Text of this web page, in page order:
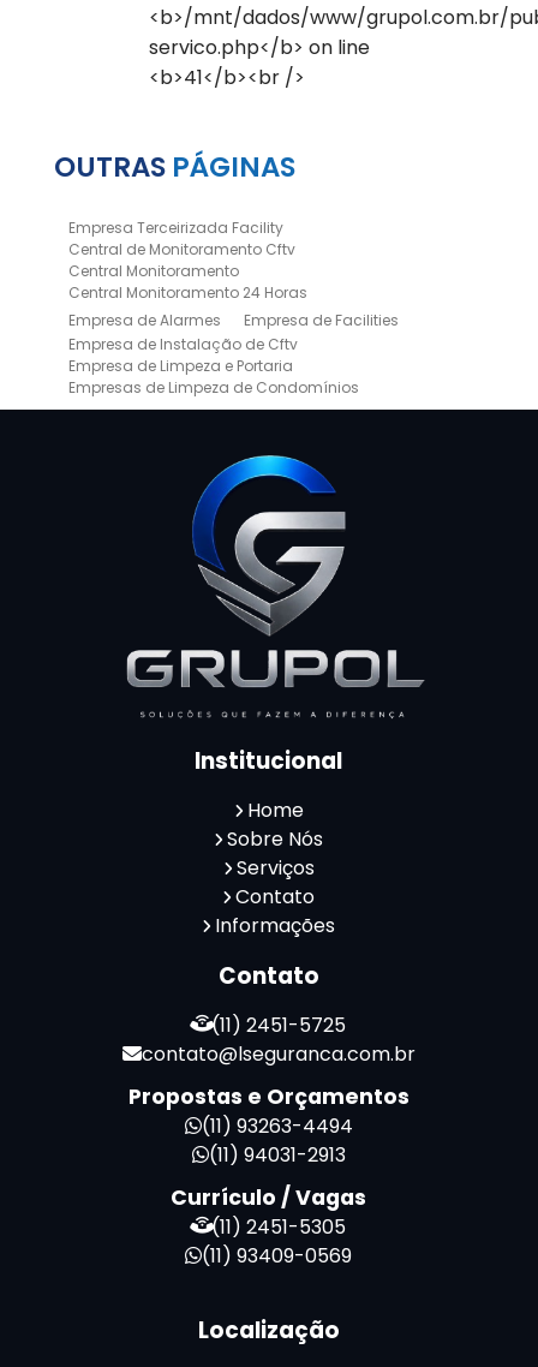
OUTRAS PÁGINAS
Empresa Terceirizada Facility
Central de Monitoramento Cftv
Central Monitoramento
Central Monitoramento 24 Horas
Empresa de Alarmes
Empresa de Facilities
Empresa de Instalação de Cftv
Empresa de Limpeza e Portaria
Empresas de Limpeza de Condomínios
Empresas de Monitoramento Cftv
Instalação de Cercas Elétricas Residenciais
Monitoramento de Alarme 24 Horas
Portaria e Limpeza
Portaria Inteligente
Portaria Remota para Condomínios
Reconhecimento Facial em Condomínios
Reconhecimento Facial para Condomínios
Reconhecimento Facial para Portaria
Reconhecimento Facial Portaria
Serviço de Limpeza Terceirizado
Serviço de Portaria e Limpeza
Serviço de Portaria Terceirizado
Terceirização de Facilities
Terceirização de PortariaInstitucional
Home
Sobre Nós
Serviços
Contato
Informações
Contato
(11) 2451-5725
contato@lseguranca.com.br
Propostas e Orçamentos
(11) 93263-4494
(11) 94031-2913
Currículo / Vagas
(11) 2451-5305
(11) 93409-0569
Localização